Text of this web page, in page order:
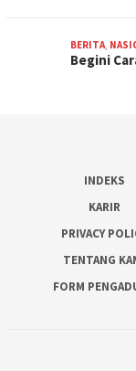
BERITA,
Begini
INDEKS
KARIR
PRIVACY
TENTANG
FORM